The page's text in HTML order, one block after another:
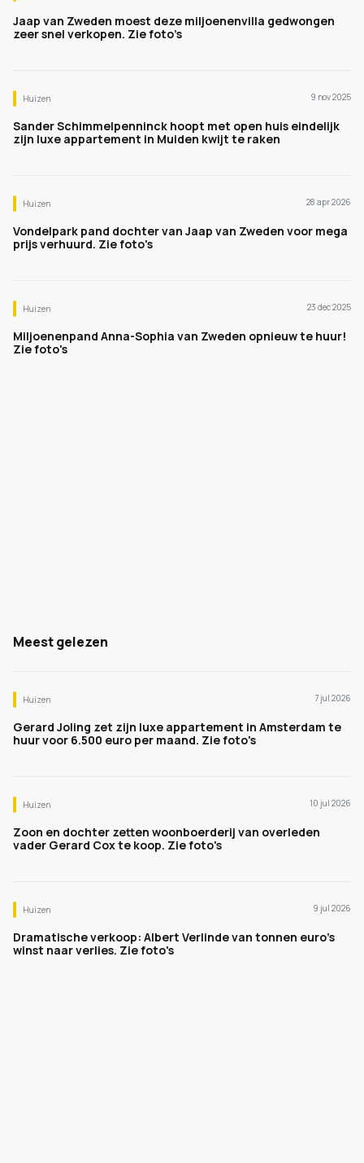
Jaap van Zweden moest deze miljoenenvilla gedwongen
zeer snel verkopen. Zie foto’s
Huizen 9 nov 2025
Sander Schimmelpenninck hoopt met open huis eindelijk
zijn luxe appartement in Muiden kwijt te raken
Huizen 28 apr 2026
Vondelpark pand dochter van Jaap van Zweden voor mega
prijs verhuurd. Zie foto's
Huizen 23 dec 2025
Miljoenenpand Anna-Sophia van Zweden opnieuw te huur!
Zie foto's
Meest gelezen
Huizen 7 jul 2026
Gerard Joling zet zijn luxe appartement in Amsterdam te
huur voor 6.500 euro per maand. Zie foto's
Huizen 10 jul 2026
Zoon en dochter zetten woonboerderij van overleden
vader Gerard Cox te koop. Zie foto's
Huizen 9 jul 2026
Dramatische verkoop: Albert Verlinde van tonnen euro's
winst naar verlies. Zie foto's